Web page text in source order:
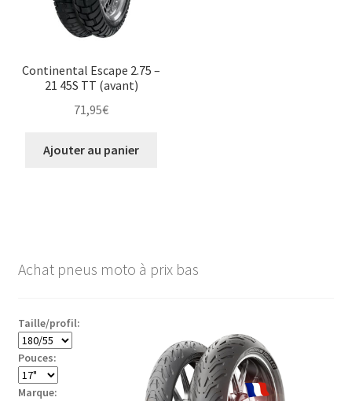
Continental Escape 2.75 –
21 45S TT (avant)
71,95€
Ajouter au panier
Achat pneus moto à prix bas
Taille/profil:
Pouces:
Marque: